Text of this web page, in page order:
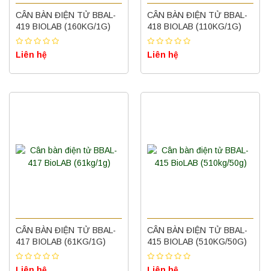
CÂN BÀN ĐIỆN TỬ BBAL-
419 BIOLAB (160KG/1G)
Liên hệ
CÂN BÀN ĐIỆN TỬ BBAL-
418 BIOLAB (110KG/1G)
Liên hệ
CÂN BÀN ĐIỆN TỬ BBAL-
417 BIOLAB (61KG/1G)
CÂN BÀN ĐIỆN TỬ BBAL-
415 BIOLAB (510KG/50G)